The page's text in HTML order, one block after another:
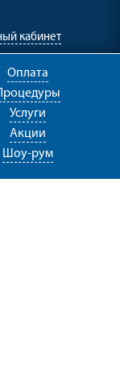
кабинет
Оплата
Услуги
Акции
Шоу-рум